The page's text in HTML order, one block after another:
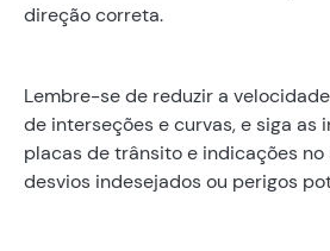
direção correta.
Lembre-se de reduzir a
de interseções e curvas, e siga as
placas de trânsito e indicações
desvios indesejados ou perigos